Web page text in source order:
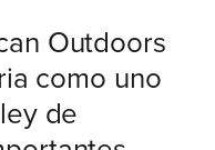
Outdoors
como uno
de